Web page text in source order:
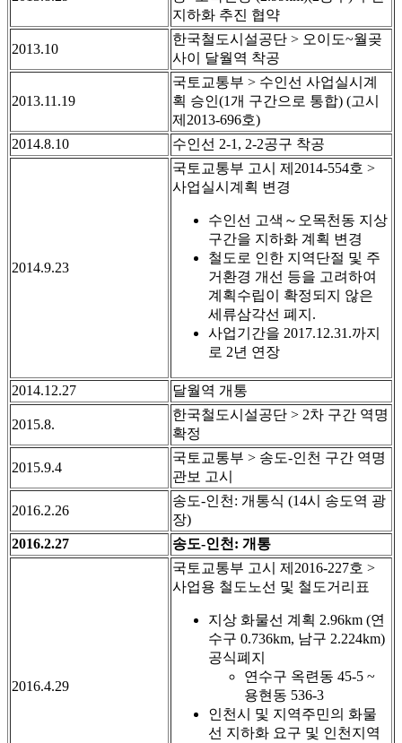
지하화 추진 협약
2013.10
한국철도시설공단 > 오이도~월곶
사이 달월역 착공
2013.11.19
국토교통부 > 수인선 사업실시계
획 승인(1개 구간으로 통합) (고시
제2013-696호)
2014.8.10
수인선 2-1, 2-2공구 착공
2014.9.23
국토교통부 고시 제2014-554호 >
사업실시계획 변경
수인선 고색～오목천동 지상
구간을 지하화 계획 변경
철도로 인한 지역단절 및 주
거환경 개선 등을 고려하여
계획수립이 확정되지 않은
세류삼각선 폐지.
사업기간을 2017.12.31.까지
로 2년 연장
2014.12.27 달월역 개통
2015.8.
한국철도시설공단 > 2차 구간 역명
확정
2015.9.4
국토교통부 > 송도-인천 구간 역명
관보 고시
2016.2.26
송도-인천: 개통식 (14시 송도역 광
장)
2016.2.27
송도-인천: 개통
2016.4.29
국토교통부 고시 제2016-227호 >
사업용 철도노선 및 철도거리표
지상 화물선 계획 2.96km (연
수구 0.736km, 남구 2.224km)
공식폐지
연수구 옥련동 45-5 ~
용현동 536-3
인천시 및 지역주민의 화물
선 지하화 요구 및 인천지역